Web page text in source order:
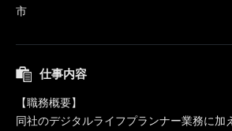
市
仕事内容
【職務概要】
同社のデジタルライフプランナー業務に加